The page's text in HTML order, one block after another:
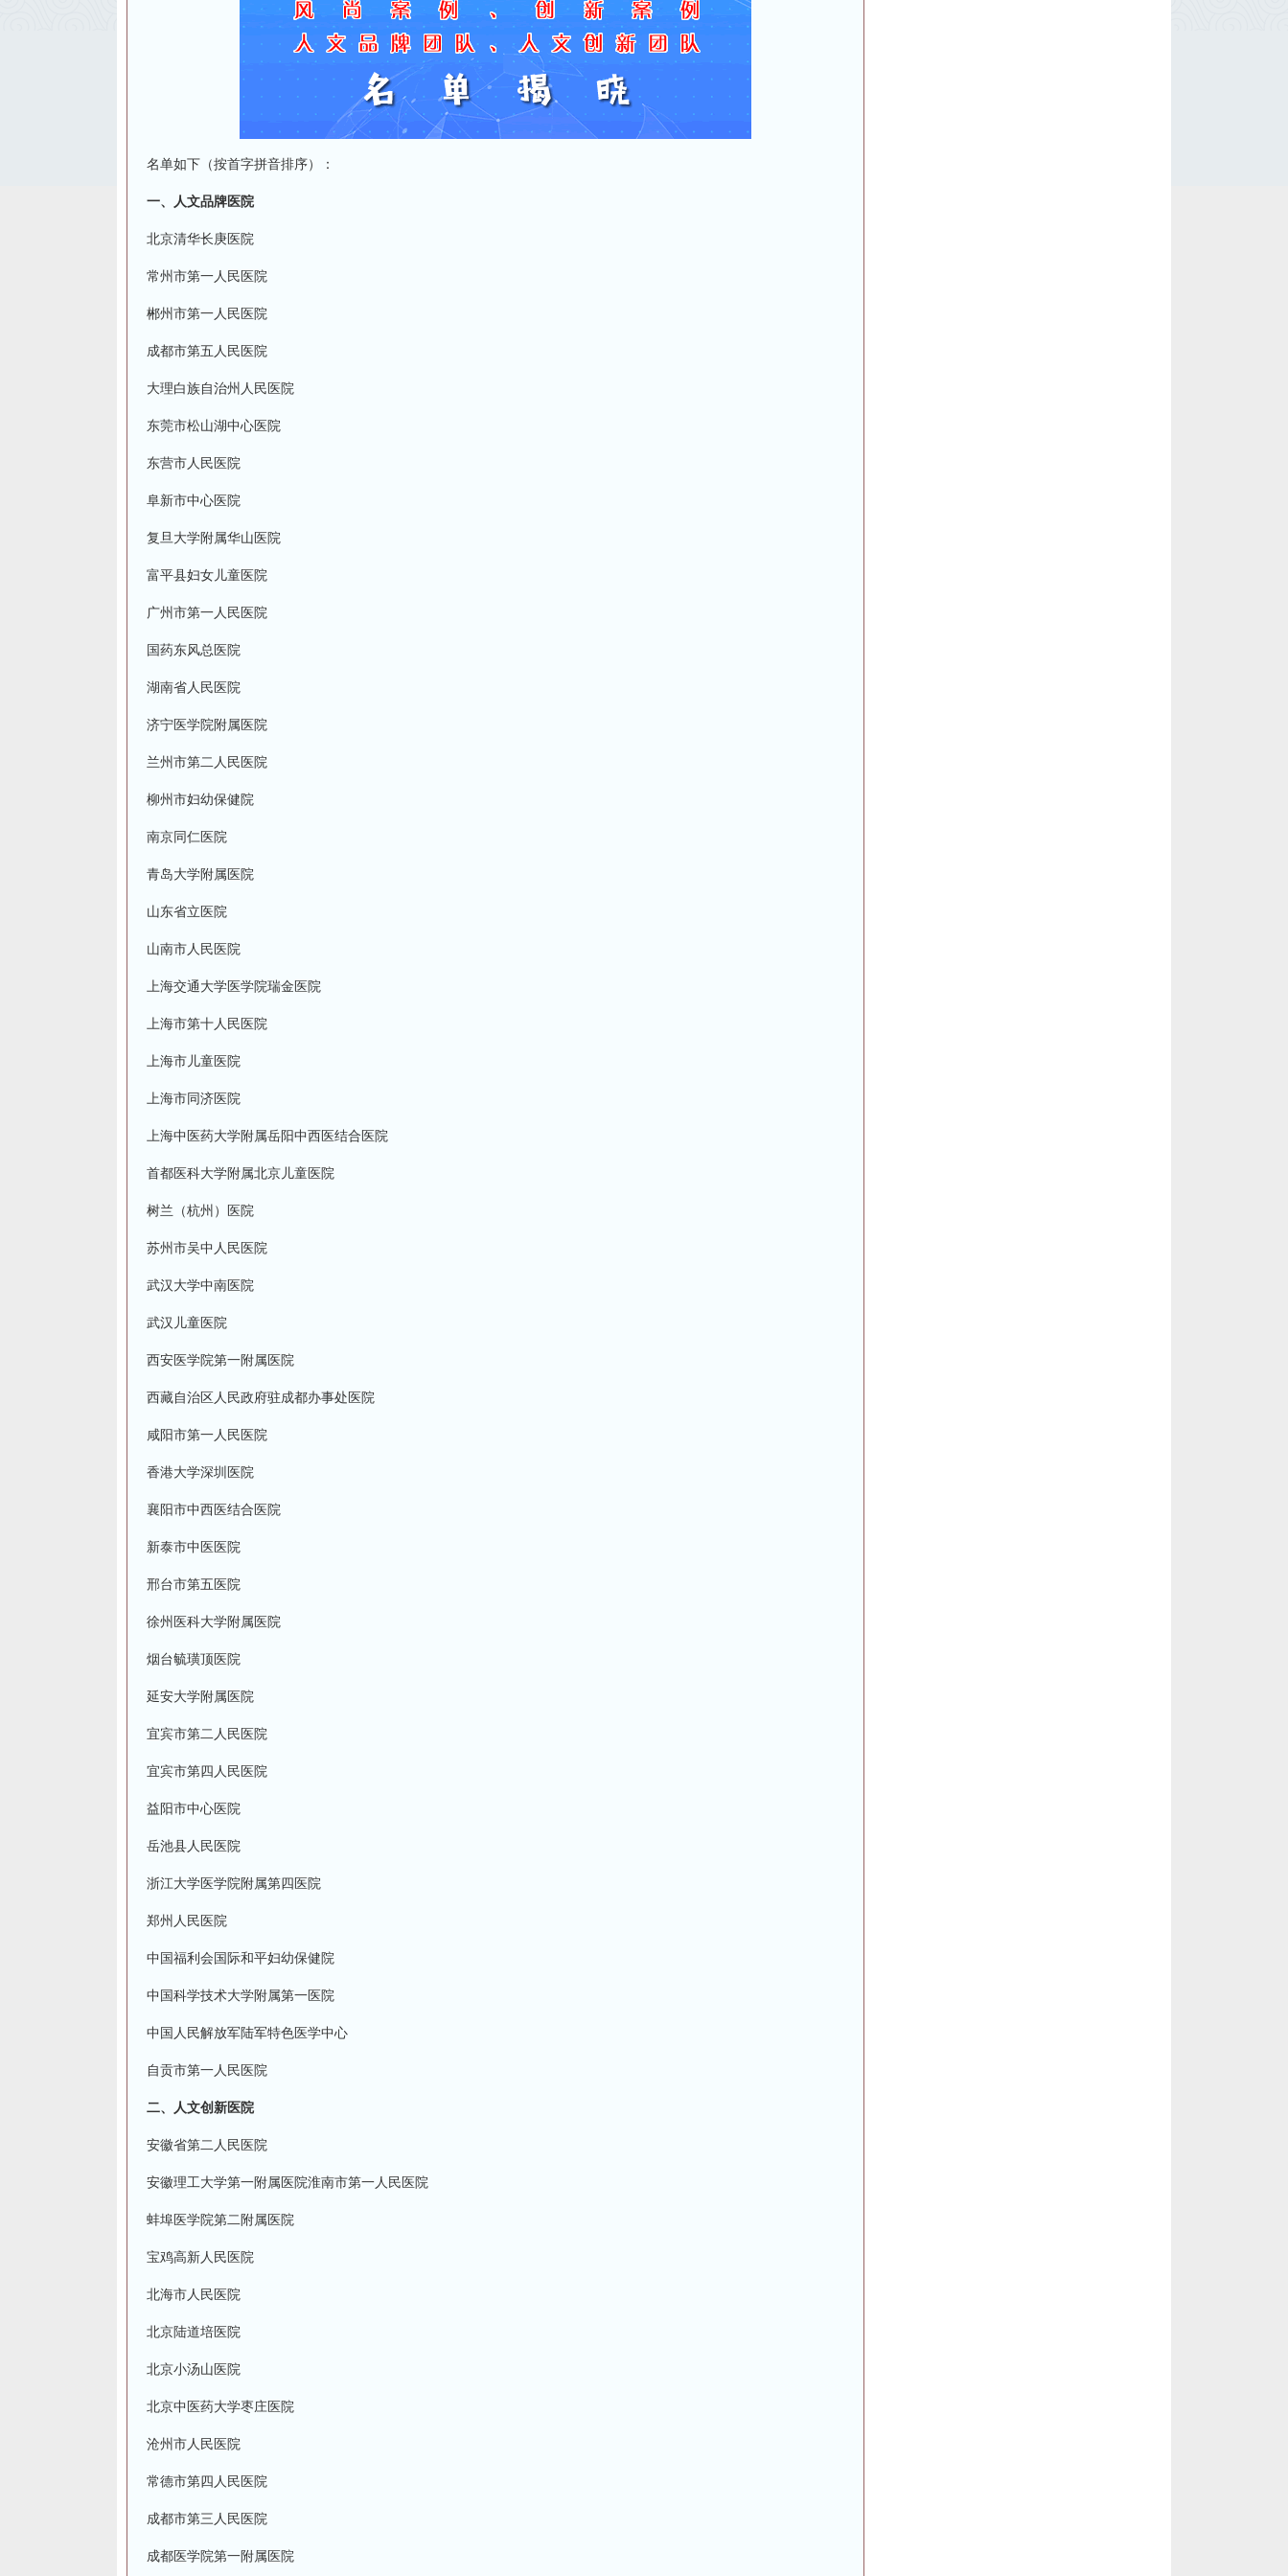
名单如下（按首字拼音排序）：
一、人文品牌医院
北京清华长庚医院
常州市第一人民医院
郴州市第一人民医院
成都市第五人民医院
大理白族自治州人民医院
东莞市松山湖中心医院
东营市人民医院
阜新市中心医院
复旦大学附属华山医院
富平县妇女儿童医院
广州市第一人民医院
国药东风总医院
湖南省人民医院
济宁医学院附属医院
兰州市第二人民医院
柳州市妇幼保健院
南京同仁医院
青岛大学附属医院
山东省立医院
山南市人民医院
上海交通大学医学院瑞金医院
上海市第十人民医院
上海市儿童医院
上海市同济医院
上海中医药大学附属岳阳中西医结合医院
首都医科大学附属北京儿童医院
树兰（杭州）医院
苏州市吴中人民医院
武汉大学中南医院
武汉儿童医院
西安医学院第一附属医院
西藏自治区人民政府驻成都办事处医院
咸阳市第一人民医院
香港大学深圳医院
襄阳市中西医结合医院
新泰市中医医院
邢台市第五医院
徐州医科大学附属医院
烟台毓璜顶医院
延安大学附属医院
宜宾市第二人民医院
宜宾市第四人民医院
益阳市中心医院
岳池县人民医院
浙江大学医学院附属第四医院
郑州人民医院
中国福利会国际和平妇幼保健院
中国科学技术大学附属第一医院
中国人民解放军陆军特色医学中心
自贡市第一人民医院
二、人文创新医院
安徽省第二人民医院
安徽理工大学第一附属医院淮南市第一人民医院
蚌埠医学院第二附属医院
宝鸡高新人民医院
北海市人民医院
北京陆道培医院
北京小汤山医院
北京中医药大学枣庄医院
沧州市人民医院
常德市第四人民医院
成都市第三人民医院
成都医学院第一附属医院